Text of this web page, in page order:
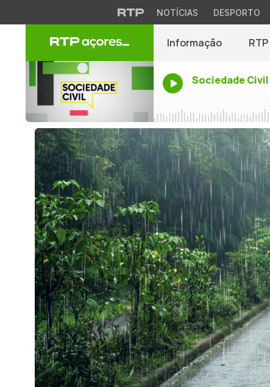
NOTÍCIAS DESPORTO
Informação
Sociedade Civil